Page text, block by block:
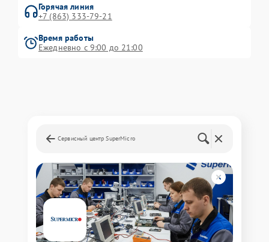
Горячая линия
+7 (863) 333-79-21
Время работы
Ежедневно с 9:00 до 21:00
Сервисный центр SuperMicro